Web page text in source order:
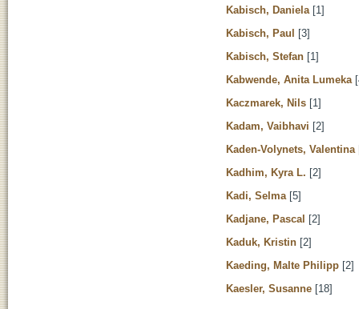
Kabisch, Daniela [1]
Kabisch, Paul [3]
Kabisch, Stefan [1]
Kabwende, Anita Lumeka
Kaczmarek, Nils [1]
Kadam, Vaibhavi [2]
Kaden-Volynets, Valentina
Kadhim, Kyra L. [2]
Kadi, Selma [5]
Kadjane, Pascal [2]
Kaduk, Kristin [2]
Kaeding, Malte Philipp [2]
Kaesler, Susanne [18]